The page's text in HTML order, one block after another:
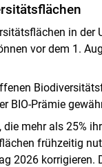
in der
vor dem 1.
BIO-Prämie
die mehr als 25%
frühzeitig
2026 korrigieren.